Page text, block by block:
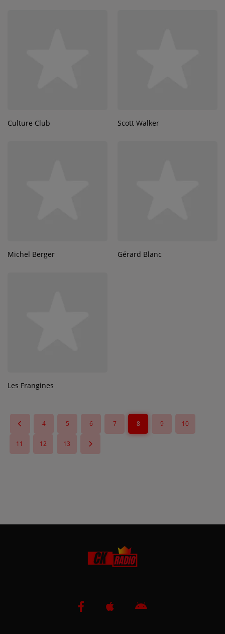
Culture Club Scott Walker
Michel Berger Gérard Blanc
Les Frangines
4 5 6 7 8 9 10
11 12 13